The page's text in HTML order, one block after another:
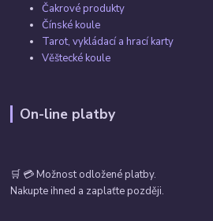
Čakrové produkty
Čínské koule
Tarot, vykládací a hrací karty
Věštecké koule
On-line platby
🛒 💳 Možnost odložené platby.
Nakupte ihned a zaplaťte později.